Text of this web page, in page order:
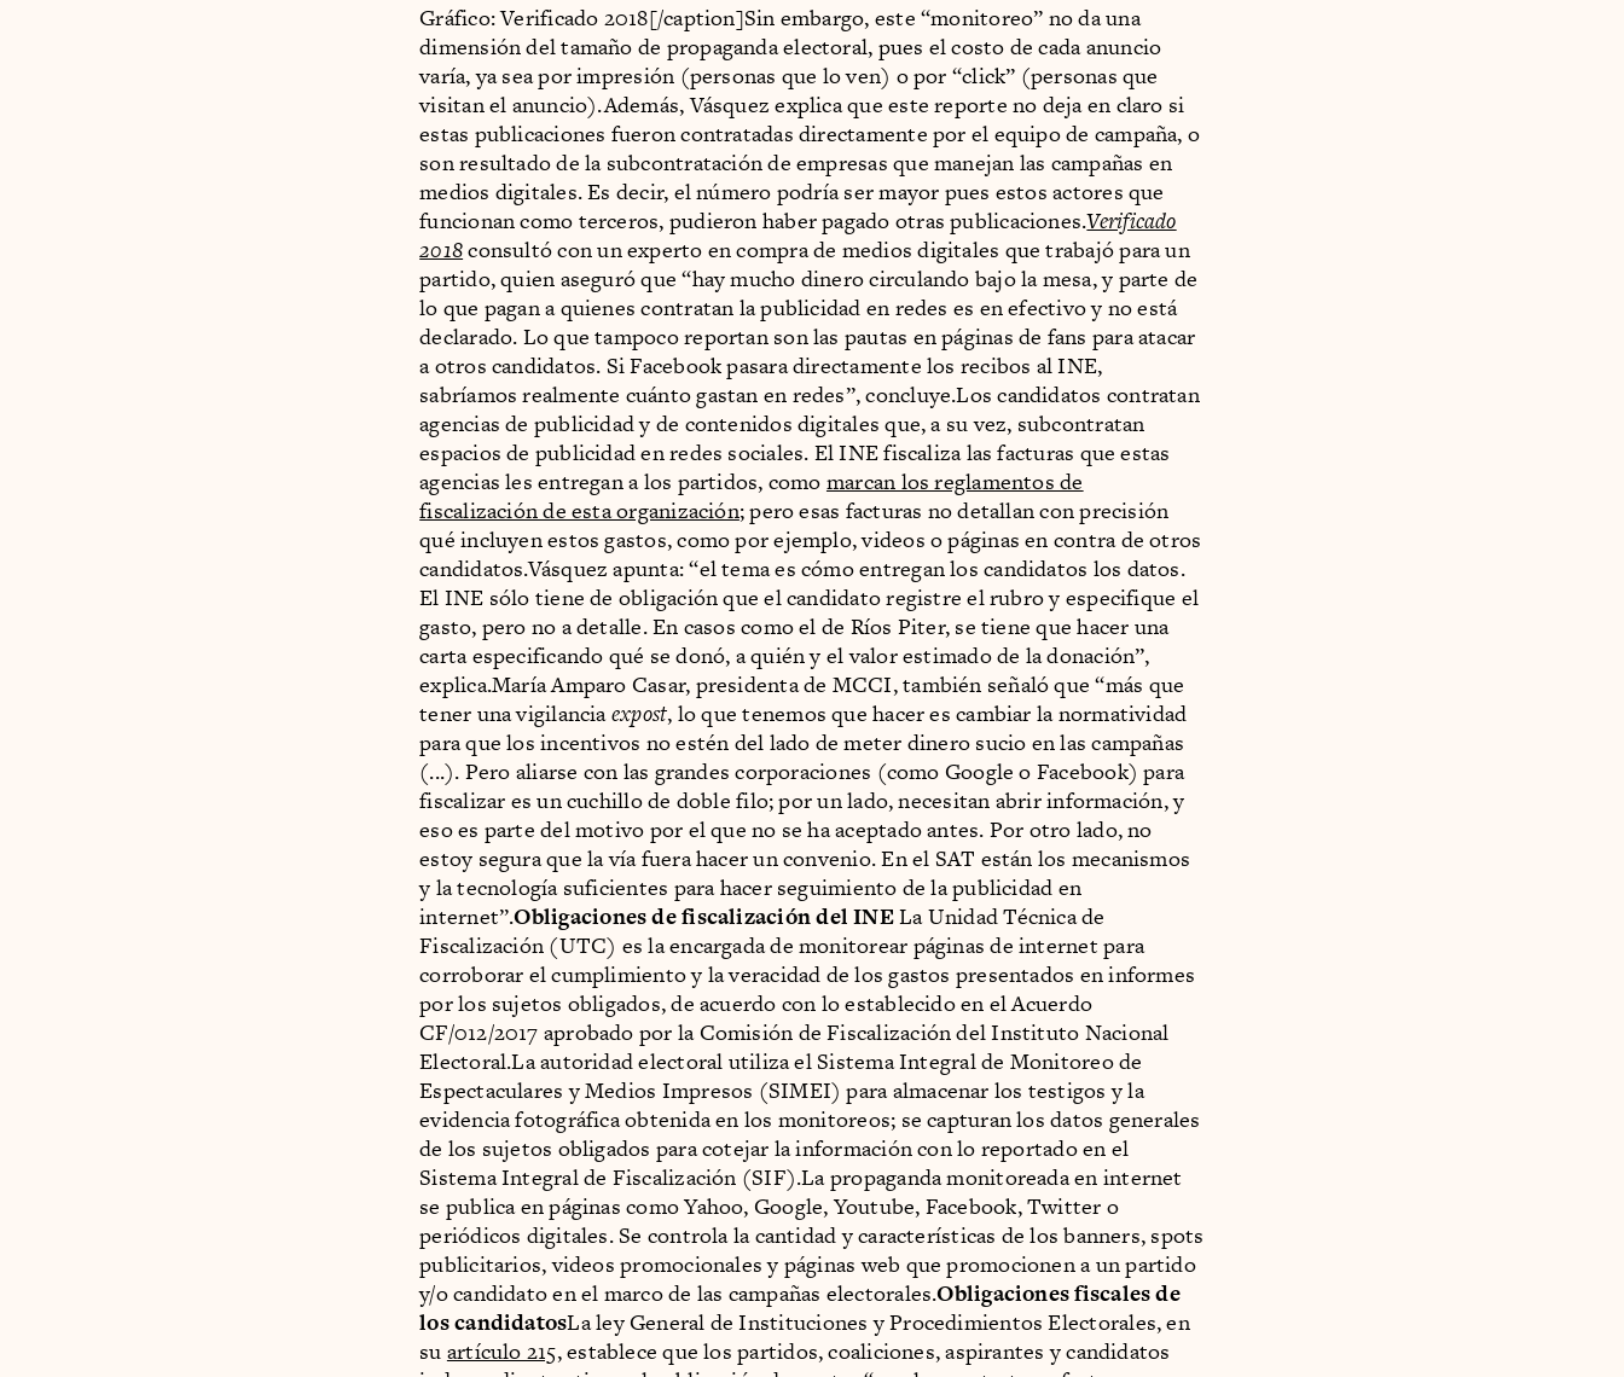
Gráfico: Verificado 2018[/caption]Sin embargo, este “monitoreo” no da una
dimensión del tamaño de propaganda electoral, pues el costo de cada anuncio
varía, ya sea por impresión (personas que lo ven) o por “click” (personas que
visitan el anuncio).Además, Vásquez explica que este reporte no deja en claro si
estas publicaciones fueron contratadas directamente por el equipo de campaña, o
son resultado de la subcontratación de empresas que manejan las campañas en
medios digitales. Es decir, el número podría ser mayor pues estos actores que
funcionan como terceros, pudieron haber pagado otras publicaciones.Verificado
2018consultó con un experto en compra de medios digitales que trabajó para un
partido, quien aseguró que “hay mucho dinero circulando bajo la mesa, y parte de
lo que pagan a quienes contratan la publicidad en redes es en efectivo y no está
declarado. Lo que tampoco reportan son las pautas en páginas de fans para atacar
a otros candidatos. Si Facebook pasara directamente los recibos al INE,
sabríamos realmente cuánto gastan en redes”, concluye.Los candidatos contratan
agencias de publicidad y de contenidos digitales que, a su vez, subcontratan
espacios de publicidad en redes sociales. El INE fiscaliza las facturas que estas
agencias les entregan a los partidos, como marcan los reglamentos de
fiscalización de esta organización; pero esas facturas no detallan con precisión
qué incluyen estos gastos, como por ejemplo, videos o páginas en contra de otros
candidatos.Vásquez apunta: “el tema es cómo entregan los candidatos los datos.
El INE sólo tiene de obligación que el candidato registre el rubro y especifique el
gasto, pero no a detalle. En casos como el de Ríos Piter, se tiene que hacer una
carta especificando qué se donó, a quién y el valor estimado de la donación”,
explica.María Amparo Casar, presidenta de MCCI, también señaló que “más que
tener una vigilanciaexpost, lo que tenemos que hacer es cambiar la normatividad
para que los incentivos no estén del lado de meter dinero sucio en las campañas
(...). Pero aliarse con las grandes corporaciones (como Google o Facebook) para
fiscalizar es un cuchillo de doble filo; por un lado, necesitan abrir información, y
eso es parte del motivo por el que no se ha aceptado antes. Por otro lado, no
estoy segura que la vía fuera hacer un convenio. En el SAT están los mecanismos
y la tecnología suficientes para hacer seguimiento de la publicidad en
internet”.Obligaciones de fiscalización del INELa Unidad Técnica de
Fiscalización (UTC) es la encargada de monitorear páginas de internet para
corroborar el cumplimiento y la veracidad de los gastos presentados en informes
por los sujetos obligados, de acuerdo con lo establecido en el Acuerdo
CF/012/2017 aprobado por la Comisión de Fiscalización del Instituto Nacional
Electoral.La autoridad electoral utiliza el Sistema Integral de Monitoreo de
Espectaculares y Medios Impresos (SIMEI) para almacenar los testigos y la
evidencia fotográfica obtenida en los monitoreos; se capturan los datos generales
de los sujetos obligados para cotejar la información con lo reportado en el
Sistema Integral de Fiscalización (SIF).La propaganda monitoreada en internet
se publica en páginas como Yahoo, Google, Youtube, Facebook, Twitter o
periódicos digitales. Se controla la cantidad y características de los banners, spots
publicitarios, videos promocionales y páginas web que promocionen a un partido
y/o candidato en el marco de las campañas electorales.Obligaciones fiscales de
los candidatosLa ley General de Instituciones y Procedimientos Electorales, en
su artículo 215, establece que los partidos, coaliciones, aspirantes y candidatos